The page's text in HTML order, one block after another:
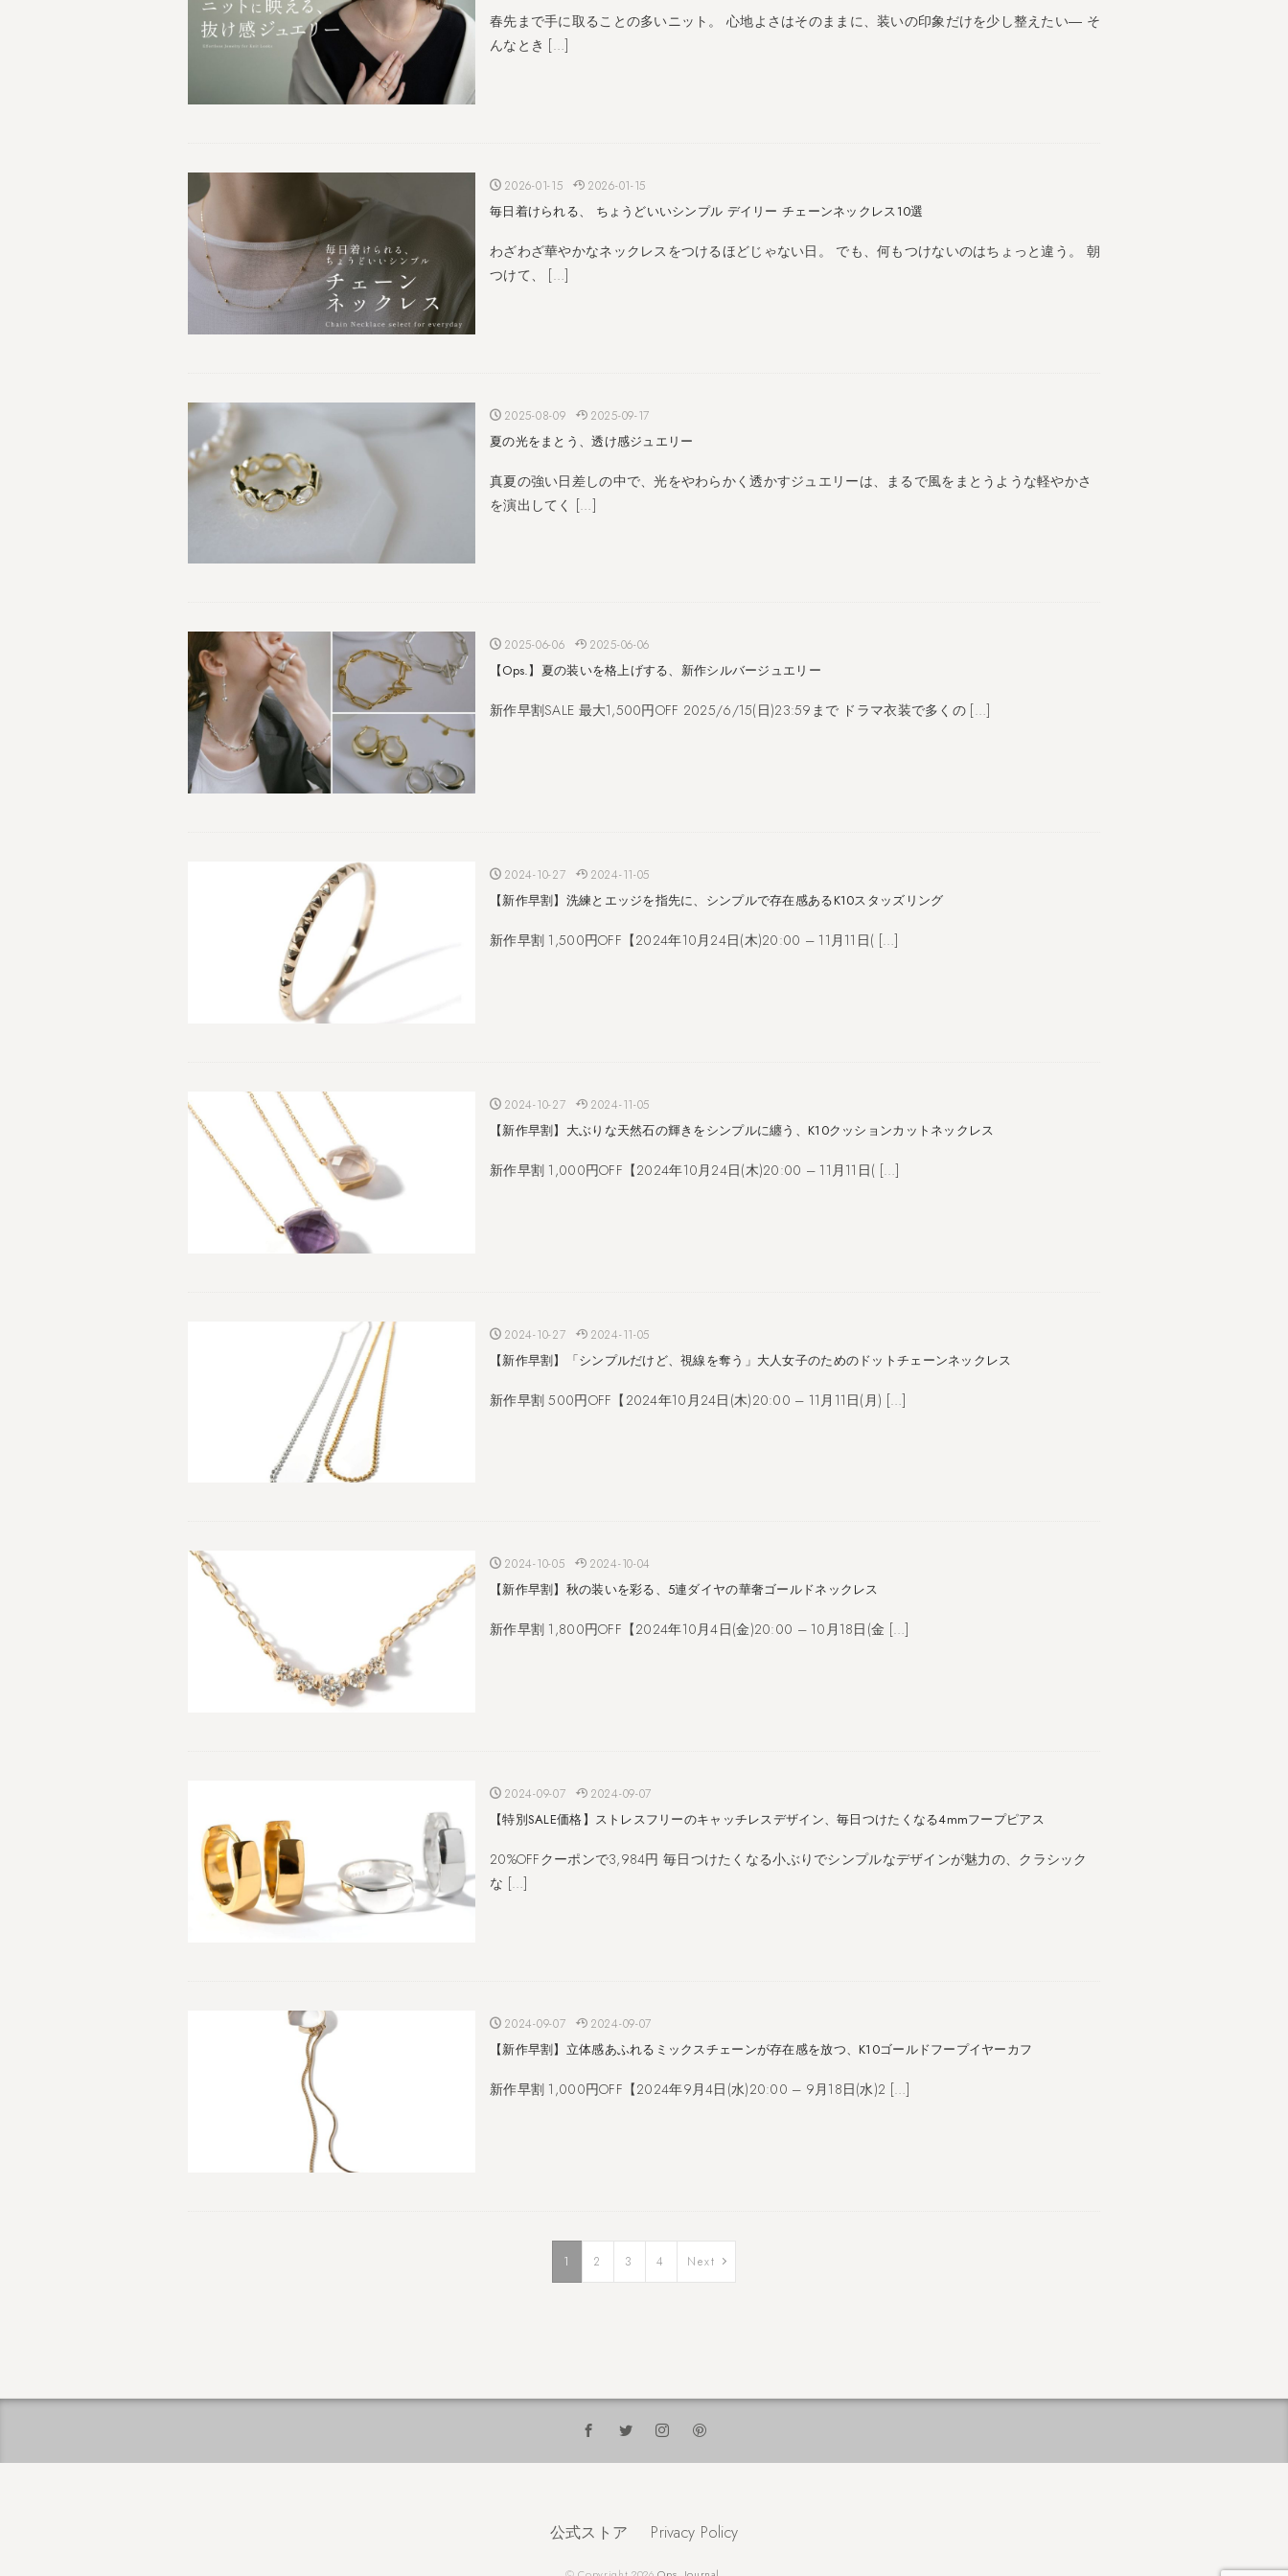
春先まで手に取ることの多いニット。 心地よさはそのままに、装いの印象だけを少し整えたい― そ
んなとき […]
2026-01-15 2026-01-15
毎日着けられる、 ちょうどいいシンプル デイリー チェーンネックレス10選
わざわざ華やかなネックレスをつけるほどじゃない日。 でも、何もつけないのはちょっと違う。 朝
つけて、 […]
2025-08-09 2025-09-17
夏の光をまとう、透け感ジュエリー
真夏の強い日差しの中で、光をやわらかく透かすジュエリーは、まるで風をまとうような軽やかさ
を演出してく […]
2025-06-06 2025-06-06
【Ops.】夏の装いを格上げする、新作シルバージュエリー
新作早割SALE 最大1,500円OFF 2025/6/15(日)23:59まで ドラマ⾐装で多くの […]
2024-10-27 2024-11-05
【新作早割】洗練とエッジを指先に、シンプルで存在感あるK10スタッズリング
新作早割 1,500円OFF【2024年10月24日(木)20:00 – 11月11日( […]
2024-10-27 2024-11-05
【新作早割】大ぶりな天然石の輝きをシンプルに纏う、K10クッションカットネックレス
新作早割 1,000円OFF【2024年10月24日(木)20:00 – 11月11日( […]
2024-10-27 2024-11-05
【新作早割】「シンプルだけど、視線を奪う」大人女子のためのドットチェーンネックレス
新作早割 500円OFF【2024年10月24日(木)20:00 – 11月11日(月) […]
2024-10-05 2024-10-04
【新作早割】秋の装いを彩る、5連ダイヤの華奢ゴールドネックレス
新作早割 1,800円OFF【2024年10月4日(金)20:00 – 10月18日(金 […]
2024-09-07 2024-09-07
【特別SALE価格】ストレスフリーのキャッチレスデザイン、毎日つけたくなる4mmフープピアス
20%OFFクーポンで3,984円 毎日つけたくなる小ぶりでシンプルなデザインが魅力の、クラシック
な […]
2024-09-07 2024-09-07
【新作早割】立体感あふれるミックスチェーンが存在感を放つ、K10ゴールドフープイヤーカフ
新作早割 1,000円OFF【2024年9月4日(水)20:00 – 9月18日(水)2 […]
1 2 3 4 Next
公式ストア Privacy Policy